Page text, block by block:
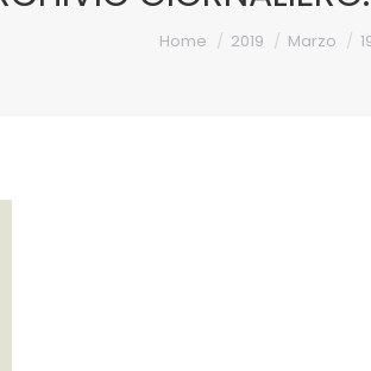
Tu sei qui:
Home 2019 Marzo